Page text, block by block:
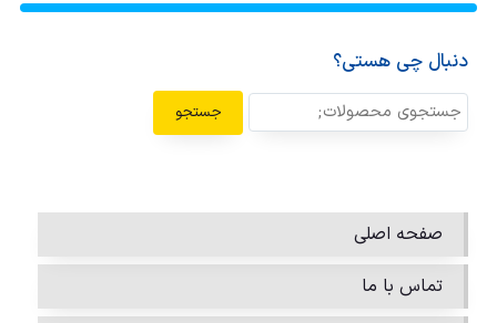
دنبال چی هستی؟
جستجو
صفحه اصلی
تماس با ما